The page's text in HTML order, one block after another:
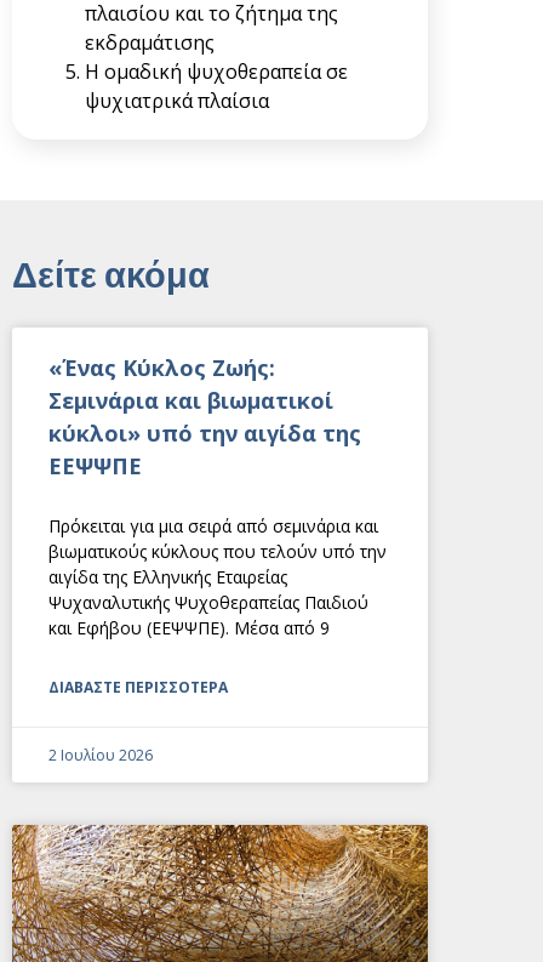
πλαισίου και το ζήτημα της
εκδραμάτισης
Η ομαδική ψυχοθεραπεία σε
ψυχιατρικά πλαίσια
Δείτε ακόμα
«Ένας Κύκλος Ζωής:
Σεμινάρια και βιωματικοί
κύκλοι» υπό την αιγίδα της
ΕΕΨΨΠΕ
Πρόκειται για μια σειρά από σεμινάρια και
βιωματικούς κύκλους που τελούν υπό την
αιγίδα της Ελληνικής Εταιρείας
Ψυχαναλυτικής Ψυχοθεραπείας Παιδιού
και Εφήβου (ΕΕΨΨΠΕ). Μέσα από 9
ΔΙΑΒΑΣΤΕ ΠΕΡΙΣΣΟΤΕΡΑ
2 Ιουλίου 2026